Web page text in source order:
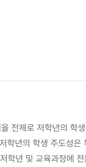
전제로 저학년의
년의 학생 주도성
학년 및 교육과정